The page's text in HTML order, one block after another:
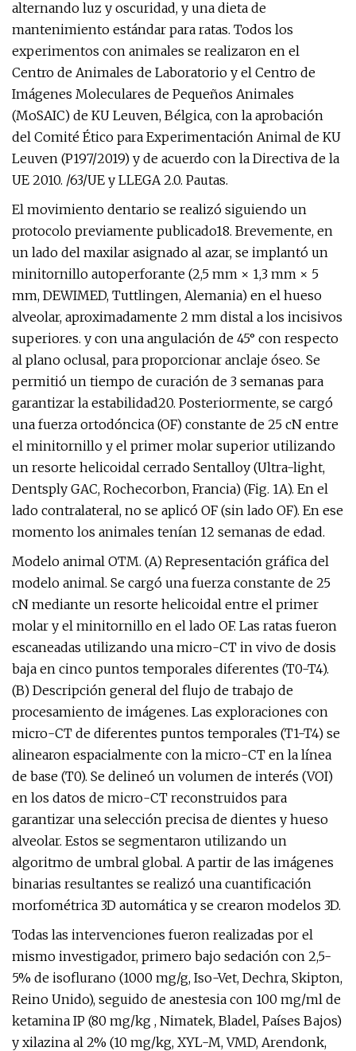
alternando luz y oscuridad, y una dieta de
mantenimiento estándar para ratas. Todos los
experimentos con animales se realizaron en el
Centro de Animales de Laboratorio y el Centro de
Imágenes Moleculares de Pequeños Animales
(MoSAIC) de KU Leuven, Bélgica, con la aprobación
del Comité Ético para Experimentación Animal de KU
Leuven (P197/2019) y de acuerdo con la Directiva de la
UE 2010. /63/UE y LLEGA 2.0. Pautas.
El movimiento dentario se realizó siguiendo un
protocolo previamente publicado18. Brevemente, en
un lado del maxilar asignado al azar, se implantó un
minitornillo autoperforante (2,5 mm × 1,3 mm × 5
mm, DEWIMED, Tuttlingen, Alemania) en el hueso
alveolar, aproximadamente 2 mm distal a los incisivos
superiores. y con una angulación de 45° con respecto
al plano oclusal, para proporcionar anclaje óseo. Se
permitió un tiempo de curación de 3 semanas para
garantizar la estabilidad20. Posteriormente, se cargó
una fuerza ortodóncica (OF) constante de 25 cN entre
el minitornillo y el primer molar superior utilizando
un resorte helicoidal cerrado Sentalloy (Ultra-light,
Dentsply GAC, Rochecorbon, Francia) (Fig. 1A). En el
lado contralateral, no se aplicó OF (sin lado OF). En ese
momento los animales tenían 12 semanas de edad.
Modelo animal OTM. (A) Representación gráfica del
modelo animal. Se cargó una fuerza constante de 25
cN mediante un resorte helicoidal entre el primer
molar y el minitornillo en el lado OF. Las ratas fueron
escaneadas utilizando una micro-CT in vivo de dosis
baja en cinco puntos temporales diferentes (T0-T4).
(B) Descripción general del flujo de trabajo de
procesamiento de imágenes. Las exploraciones con
micro-CT de diferentes puntos temporales (T1-T4) se
alinearon espacialmente con la micro-CT en la línea
de base (T0). Se delineó un volumen de interés (VOI)
en los datos de micro-CT reconstruidos para
garantizar una selección precisa de dientes y hueso
alveolar. Estos se segmentaron utilizando un
algoritmo de umbral global. A partir de las imágenes
binarias resultantes se realizó una cuantificación
morfométrica 3D automática y se crearon modelos 3D.
Todas las intervenciones fueron realizadas por el
mismo investigador, primero bajo sedación con 2,5-
5% de isoflurano (1000 mg/g, Iso-Vet, Dechra, Skipton,
Reino Unido), seguido de anestesia con 100 mg/ml de
ketamina IP (80 mg/kg , Nimatek, Bladel, Países Bajos)
y xilazina al 2% (10 mg/kg, XYL-M, VMD, Arendonk,